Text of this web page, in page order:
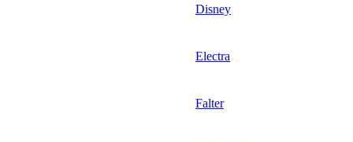
Disney
Electra
Falter